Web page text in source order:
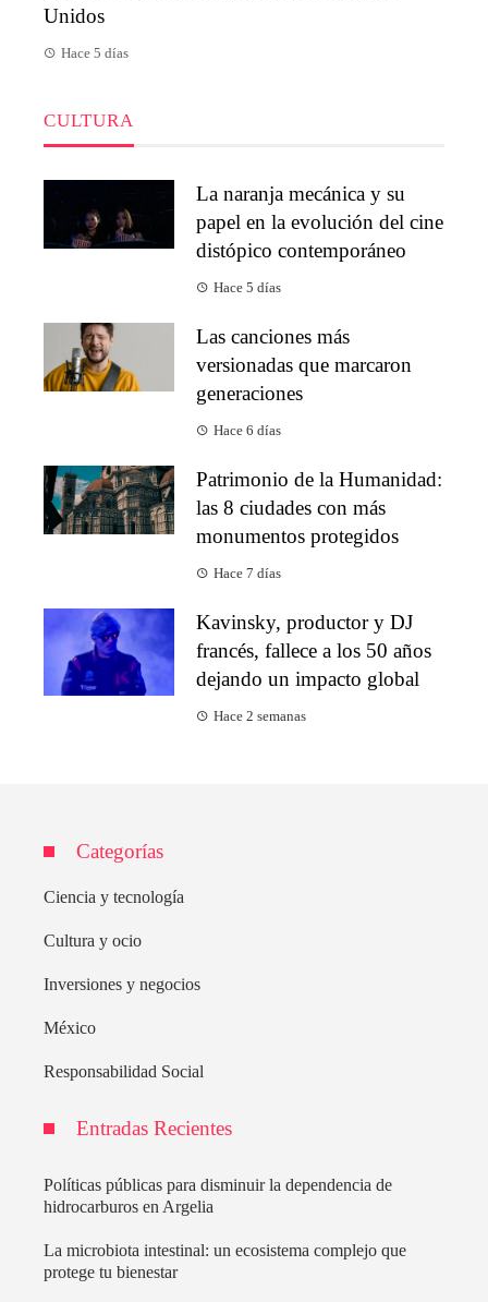
Unidos
Hace 5 días
CULTURA
La naranja mecánica y su
papel en la evolución del cine
distópico contemporáneo
Hace 5 días
Las canciones más
versionadas que marcaron
generaciones
Hace 6 días
Patrimonio de la Humanidad:
las 8 ciudades con más
monumentos protegidos
Hace 7 días
Kavinsky, productor y DJ
francés, fallece a los 50 años
dejando un impacto global
Hace 2 semanas
Categorías
Ciencia y tecnología
Cultura y ocio
Inversiones y negocios
México
Responsabilidad Social
Entradas Recientes
Políticas públicas para disminuir la dependencia de
hidrocarburos en Argelia
La microbiota intestinal: un ecosistema complejo que
protege tu bienestar